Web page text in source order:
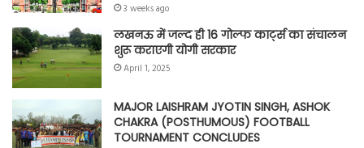
3 weeks ago
लखनऊ में जल्द ही 16 गोल्फ कार्ट्स का संचालन
शुरू कराएगी योगी सरकार
April 1, 2025
MAJOR LAISHRAM JYOTIN SINGH, ASHOK
CHAKRA (POSTHUMOUS) FOOTBALL
TOURNAMENT CONCLUDES